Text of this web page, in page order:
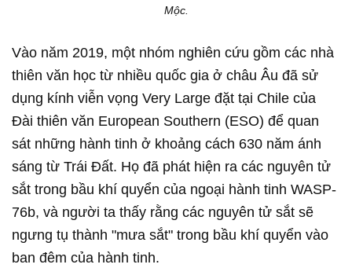
Mộc.
Vào năm 2019, một nhóm nghiên cứu gồm các nhà
thiên văn học từ nhiều quốc gia ở châu Âu đã sử
dụng kính viễn vọng Very Large đặt tại Chile của
Đài thiên văn European Southern (ESO) để quan
sát những hành tinh ở khoảng cách 630 năm ánh
sáng từ Trái Đất. Họ đã phát hiện ra các nguyên tử
sắt trong bầu khí quyển của ngoại hành tinh WASP-
76b, và người ta thấy rằng các nguyên tử sắt sẽ
ngưng tụ thành "mưa sắt" trong bầu khí quyển vào
ban đêm của hành tinh.